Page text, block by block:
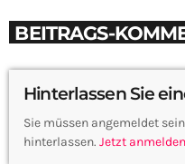
BEITRAGS-
Hinterlassen Sie
Sie müssen angemeldet
hinterlassen. Jetzt anmelden